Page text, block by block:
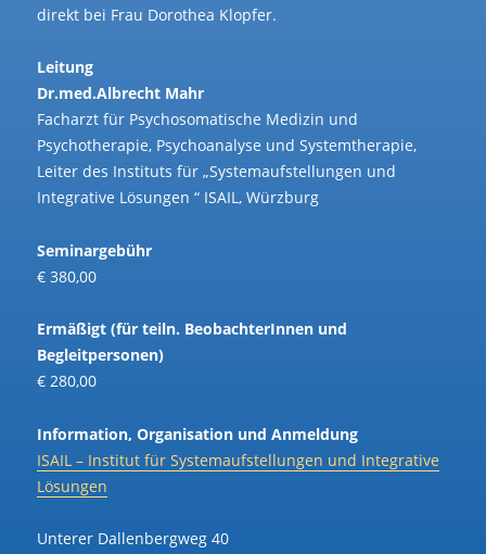
direkt bei Frau Dorothea Klopfer.
Leitung
Dr.med.Albrecht Mahr
Facharzt für Psychosomatische Medizin und
Psychotherapie, Psychoanalyse und Systemtherapie,
Leiter des Instituts für „Systemaufstellungen und
Integrative Lösungen “ ISAIL, Würzburg
Seminargebühr
€ 380,00
Ermäßigt (für teiln. BeobachterInnen und
Begleitpersonen)
€ 280,00
Information, Organisation und Anmeldung
ISAIL – Institut für Systemaufstellungen und Integrative
Lösungen
Unterer Dallenbergweg 40